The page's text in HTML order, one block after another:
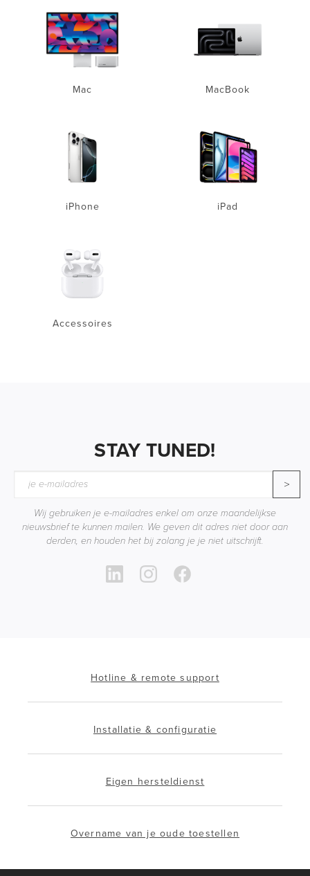
Mac MacBook
iPhone iPad
Accessoires
STAY TUNED!
>
Wij gebruiken je e-mailadres enkel om onze maandelijkse
nieuwsbrief te kunnen mailen. We geven dit adres niet door aan
derden, en houden het bij zolang je je niet uitschrijft.
Hotline & remote support
Installatie & configuratie
Eigen hersteldienst
Overname van je oude toestellen